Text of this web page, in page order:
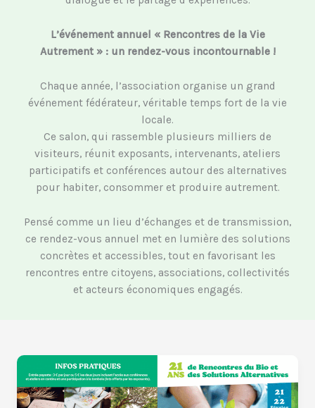
L’événement annuel « Rencontres de la Vie
Autrement » : un rendez-vous incontournable !
Chaque année, l’association organise un grand
événement fédérateur, véritable temps fort de la vie
locale.
Ce salon, qui rassemble plusieurs milliers de
visiteurs, réunit exposants, intervenants, ateliers
participatifs et conférences autour des alternatives
pour habiter, consommer et produire autrement.
Pensé comme un lieu d’échanges et de transmission,
ce rendez-vous annuel met en lumière des solutions
concrètes et accessibles, tout en favorisant les
rencontres entre citoyens, associations, collectivités
et acteurs économiques engagés.